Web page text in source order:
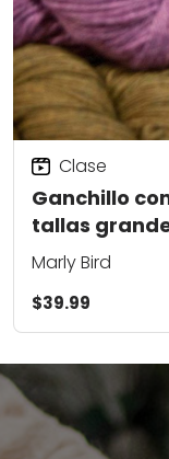
Ganchillo
tallas
Clase
Marly Bird
$39.99